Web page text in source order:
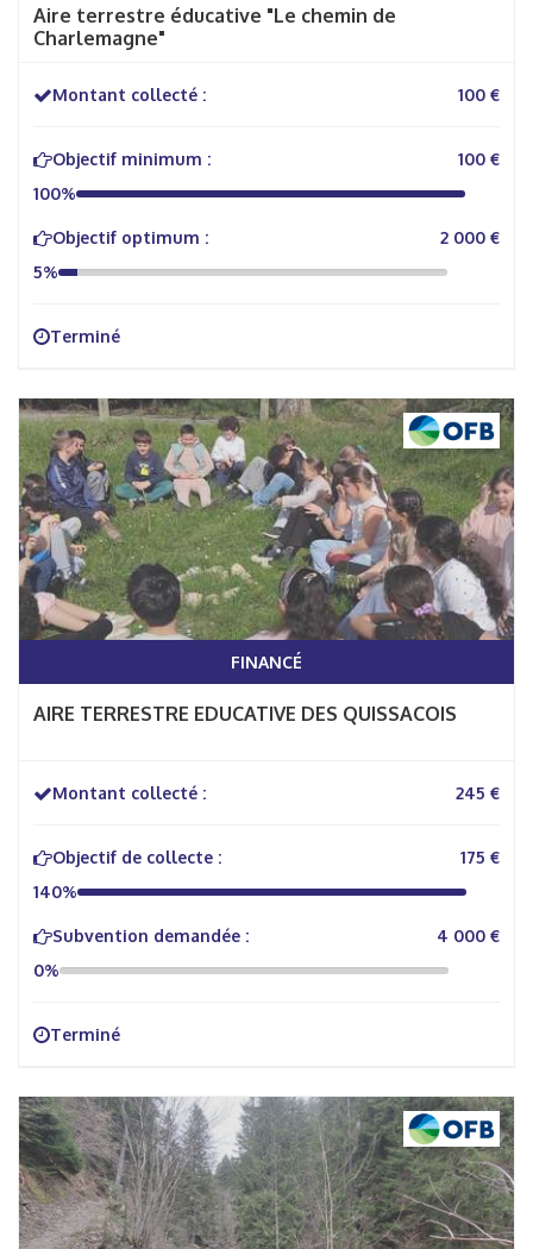
Aire terrestre éducative "Le chemin de
Charlemagne"
Montant collecté : 100 €
Objectif minimum :
100 €
100%
Objectif optimum :
2 000 €
5%
Terminé
FINANCÉ
AIRE TERRESTRE EDUCATIVE DES QUISSACOIS
Montant collecté : 245 €
Objectif de collecte :
175 €
140%
Subvention demandée :
4 000 €
0%
Terminé